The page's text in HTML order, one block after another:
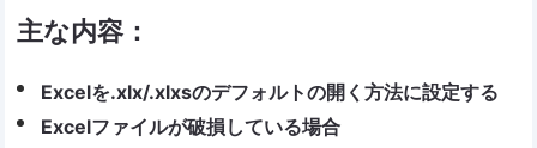
主な内容：
Excelを.xlx/.xlxsのデフォルトの開く方法に設定する
Excelファイルが破損している場合